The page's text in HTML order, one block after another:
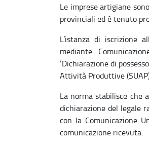
Le imprese artigiane
provinciali ed è tenuto
L’istanza di iscrizione
mediante
‘Dichiarazione di
Attività Produttive
La norma stabilisce che
dichiarazione del legale
con la Comunicazione
comunicazione ricevuta.